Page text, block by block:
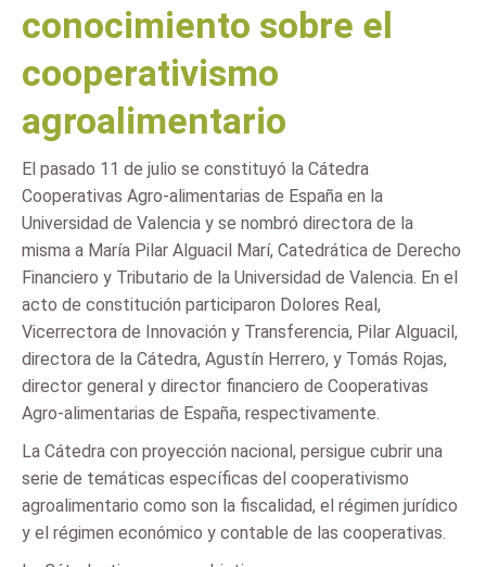
conocimiento sobre el
cooperativismo
agroalimentario
El pasado 11 de julio se constituyó la Cátedra
Cooperativas Agro-alimentarias de España en la
Universidad de Valencia y se nombró directora de la
misma a María Pilar Alguacil Marí, Catedrática de Derecho
Financiero y Tributario de la Universidad de Valencia. En el
acto de constitución participaron Dolores Real,
Vicerrectora de Innovación y Transferencia, Pilar Alguacil,
directora de la Cátedra, Agustín Herrero, y Tomás Rojas,
director general y director financiero de Cooperativas
Agro-alimentarias de España, respectivamente.
La Cátedra con proyección nacional, persigue cubrir una
serie de temáticas específicas del cooperativismo
agroalimentario como son la fiscalidad, el régimen jurídico
y el régimen económico y contable de las cooperativas.